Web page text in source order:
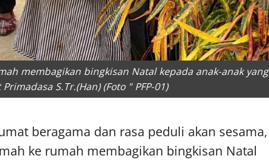
membagikan bingkisan Natal kepada anak-anak yang
S.Tr.(Han) (Foto " PFP-01)
beragama dan rasa peduli akan sesama,
ke rumah membagikan bingkisan Natal